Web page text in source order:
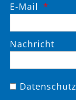
E-Mail
Nachricht
Datenschutz